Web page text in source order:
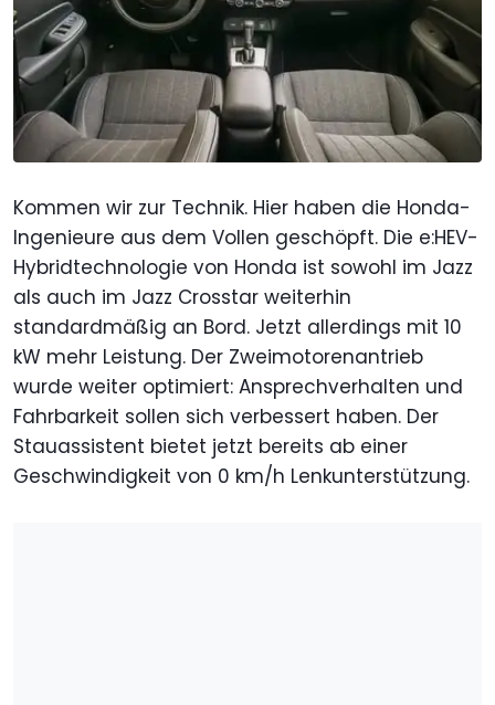
Kommen wir zur Technik. Hier haben die Honda-
Ingenieure aus dem Vollen geschöpft. Die e:HEV-
Hybridtechnologie von Honda ist sowohl im Jazz
als auch im Jazz Crosstar weiterhin
standardmäßig an Bord. Jetzt allerdings mit 10
kW mehr Leistung. Der Zweimotorenantrieb
wurde weiter optimiert: Ansprechverhalten und
Fahrbarkeit sollen sich verbessert haben. Der
Stauassistent bietet jetzt bereits ab einer
Geschwindigkeit von 0 km/h Lenkunterstützung.